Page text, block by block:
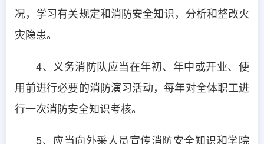
况，学习有关规定和消防安全知识，分析和整改火
灾隐患。
4、义务消防队应当在年初、年中或开业、使
用前进行必要的消防演习活动，每年对全体职工进
行一次消防安全知识考核。
5、应当向外采人员宣传消防安全知识和学院